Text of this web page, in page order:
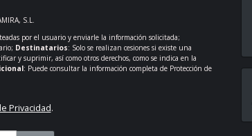
S.L.
por el usuario y enviarle la información solicitada;
Destinatarios: Solo se realizan cesiones si existe una
y suprimir, así como otros derechos, como se indica en la
: Puede consultar la información completa de Protección de
Privacidad.